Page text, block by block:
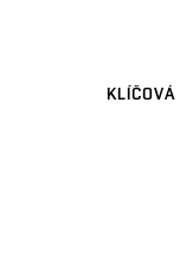
KLÍČOVÁ